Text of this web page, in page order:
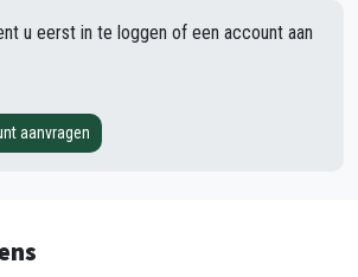
u eerst in te loggen of een account aan
aanvragen